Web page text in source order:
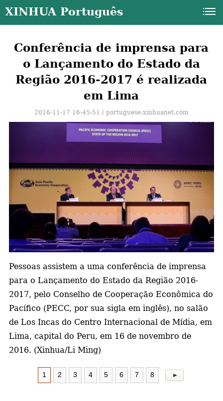
XINHUA Português
Conferência de imprensa para
o Lançamento do Estado da
Região 2016-2017 é realizada
em Lima
2016-11-17 16:45:51丨portuguese.xinhuanet.com
Pessoas assistem a uma conferência de imprensa
para o Lançamento do Estado da Região 2016-
2017, pelo Conselho de Cooperação Econômica do
Pacífico (PECC, por sua sigla em inglês), no salão
de Los Incas do Centro Internacional de Mídia, em
Lima, capital do Peru, em 16 de novembro de
2016. (Xinhua/Li Ming)
1 2 3 4 5 6 7 8